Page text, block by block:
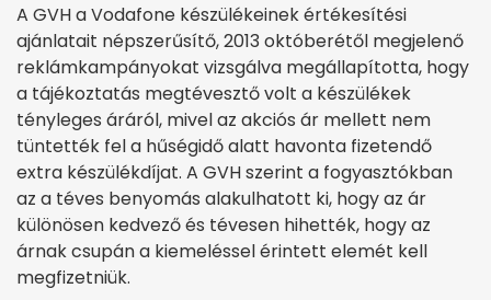
A GVH a Vodafone készülékeinek értékesítési
ajánlatait népszerűsítő, 2013 októberétől megjelenő
reklámkampányokat vizsgálva megállapította, hogy
a tájékoztatás megtévesztő volt a készülékek
tényleges áráról, mivel az akciós ár mellett nem
tüntették fel a hűségidő alatt havonta fizetendő
extra készülékdíjat. A GVH szerint a fogyasztókban
az a téves benyomás alakulhatott ki, hogy az ár
különösen kedvező és tévesen hihették, hogy az
árnak csupán a kiemeléssel érintett elemét kell
megfizetniük.